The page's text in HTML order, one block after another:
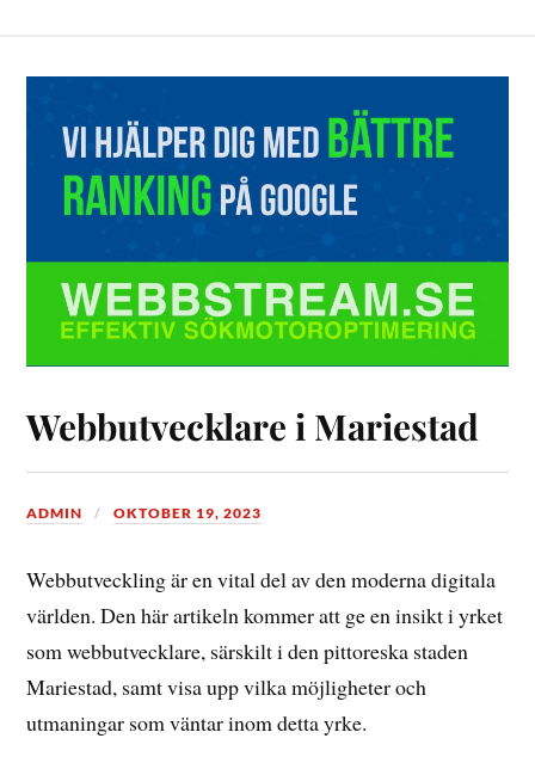
Webbutvecklare i Mariestad
ADMIN OKTOBER 19, 2023
Webbutveckling är en vital del av den moderna digitala
världen. Den här artikeln kommer att ge en insikt i yrket
som webbutvecklare, särskilt i den pittoreska staden
Mariestad, samt visa upp vilka möjligheter och
utmaningar som väntar inom detta yrke.